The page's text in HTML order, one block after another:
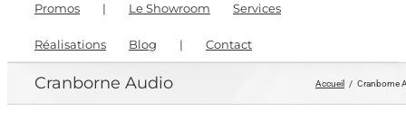
Promos | Le Showroom Services
Réalisations Blog | Contact
Cranborne Audio Accueil Cranborne